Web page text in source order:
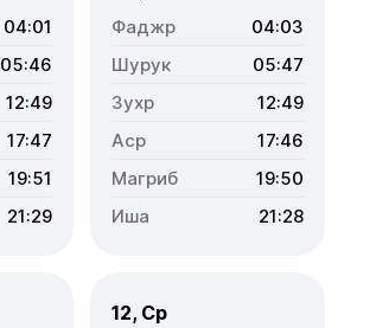
04:01
05:46
12:49
17:47
19:51
21:29
04:03
05:47
12:49
17:46
19:50
21:28
12, Ср